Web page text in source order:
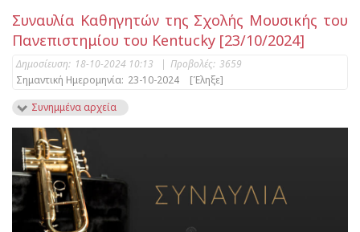
Συναυλία Καθηγητών της Σχολής Μουσικής του
Πανεπιστημίου του Kentucky [23/10/2024]
Δημοσίευση: 18-10-2024 10:13 | Προβολές: 3659
Σημαντική Ημερομηνία: 23-10-2024
[Έληξε]
Συνημμένα αρχεία